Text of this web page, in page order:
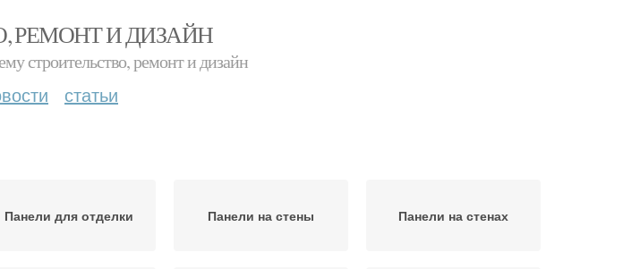
РЕМОНТ И ДИЗАЙН
строительство, ремонт и дизайн
статьи
Панели для отделки Панели на стены Панели на стенах